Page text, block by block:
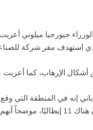
جيورجيا ميلوني
استهدف مقر شركة
الإرهاب، كما أعربت
إنه في المنطقة
للطيران بالقرب من العاصمة التركية